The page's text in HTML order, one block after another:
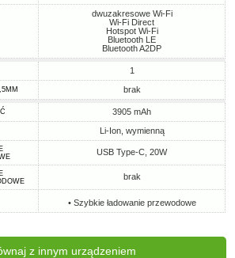
dwuzakresowe Wi-Fi
Wi-Fi Direct
Hotspot Wi-Fi
Bluetooth LE
Bluetooth A2DP
1
brak
3905 mAh
Li-Ion, wymienną
USB Type-C, 20W
brak
• Szybkie ładowanie przewodowe
z innym urządzeniem